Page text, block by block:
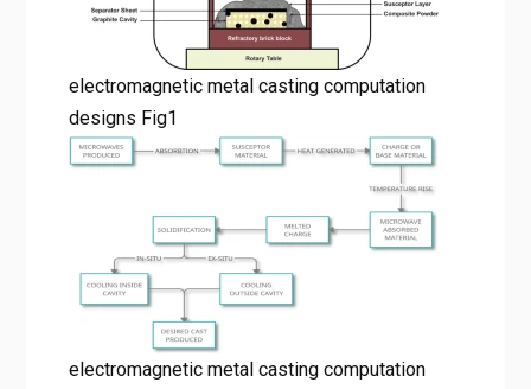
electromagnetic metal casting computation
designs Fig1
electromagnetic metal casting computation